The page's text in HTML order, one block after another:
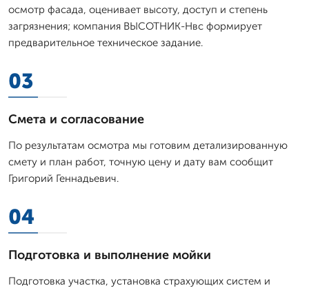
осмотр фасада, оценивает высоту, доступ и степень
загрязнения; компания ВЫСОТНИК-Нвс формирует
предварительное техническое задание.
03
Смета и согласование
По результатам осмотра мы готовим детализированную
смету и план работ, точную цену и дату вам сообщит
Григорий Геннадьевич.
04
Подготовка и выполнение мойки
Подготовка участка, установка страхующих систем и